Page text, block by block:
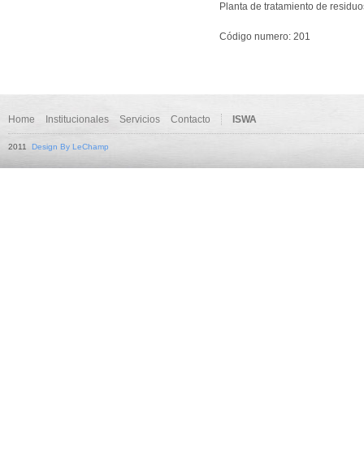
Planta de tratamiento de
Código numero: 201
Home Institucionales Servicios Contacto ISWA
2011 Design By LeChamp